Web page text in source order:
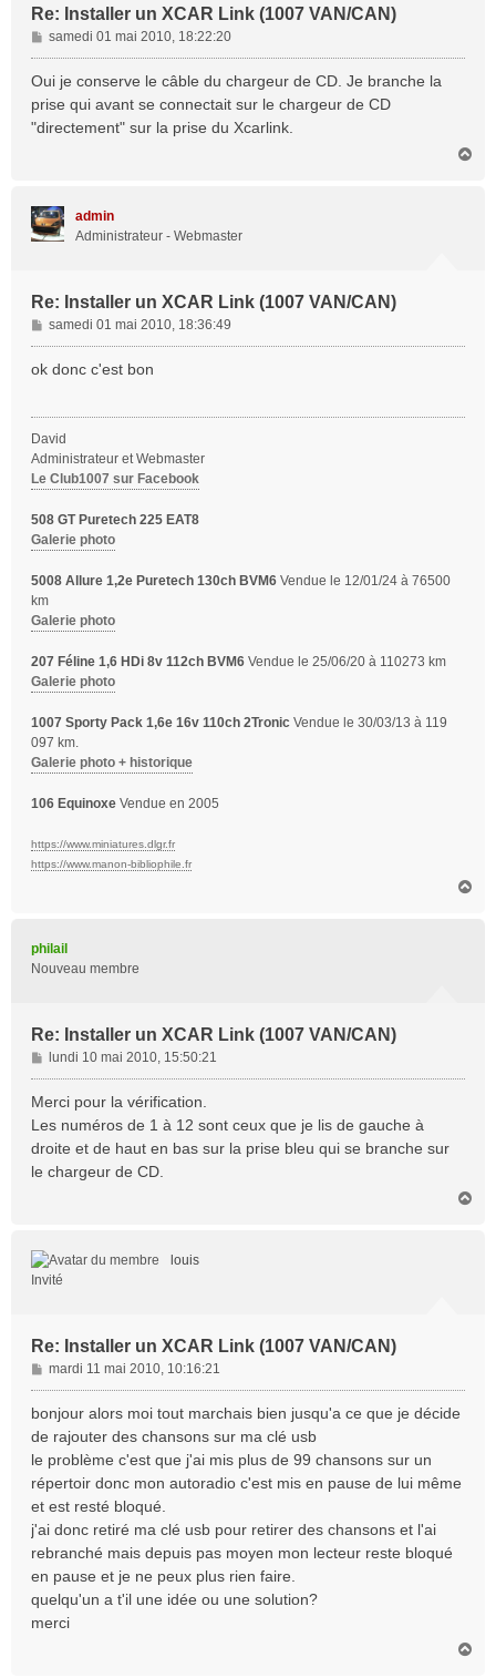
Re: Installer un XCAR Link (1007 VAN/CAN)
M
e
s
s
g
samedi 01 mai 2010, 18:22:20
Oui je conserve le câble du chargeur de CD. Je branche la
prise qui avant se connectait sur le chargeur de CD
"directement" sur la prise du Xcarlink.
admin
Administrateur - Webmaster
Re: Installer un XCAR Link (1007 VAN/CAN)
M
e
s
e
samedi 01 mai 2010, 18:36:49
ok donc c'est bon
David
Administrateur et Webmaster
Le Club1007 sur Facebook
508 GT Puretech 225 EAT8
Galerie photo
5008 Allure 1,2e Puretech 130ch BVM6 Vendue le 12/01/24 à 76500
km
Galerie photo
207 Féline 1,6 HDi 8v 112ch BVM6 Vendue le 25/06/20 à 110273 km
Galerie photo
1007 Sporty Pack 1,6e 16v 110ch 2Tronic Vendue le 30/03/13 à 119
097 km.
Galerie photo + historique
106 Equinoxe Vendue en 2005
https://www.miniatures.dlgr.fr
https://www.manon-bibliophile.fr
philail
Nouveau membre
Re: Installer un XCAR Link (1007 VAN/CAN)
M
e
s
g
e
lundi 10 mai 2010, 15:50:21
Merci pour la vérification.
Les numéros de 1 à 12 sont ceux que je lis de gauche à
droite et de haut en bas sur la prise bleu qui se branche sur
le chargeur de CD.
louis
Invité
Re: Installer un XCAR Link (1007 VAN/CAN)
M
e
s
g
e
mardi 11 mai 2010, 10:16:21
bonjour alors moi tout marchais bien jusqu'a ce que je décide
de rajouter des chansons sur ma clé usb
le problème c'est que j'ai mis plus de 99 chansons sur un
répertoir donc mon autoradio c'est mis en pause de lui même
et est resté bloqué.
j'ai donc retiré ma clé usb pour retirer des chansons et l'ai
rebranché mais depuis pas moyen mon lecteur reste bloqué
en pause et je ne peux plus rien faire.
quelqu'un a t'il une idée ou une solution?
merci